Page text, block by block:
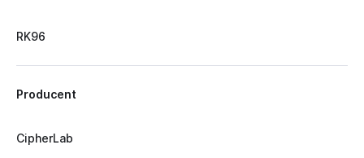
RK96
Producent
CipherLab